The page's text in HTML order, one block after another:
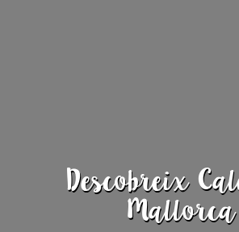
Descobreix
Mallorca